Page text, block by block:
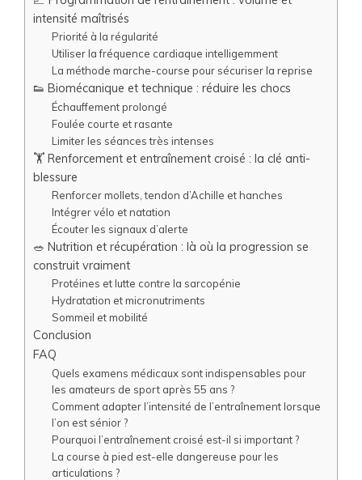
intensité maîtrisés
Priorité à la régularité
Utiliser la fréquence cardiaque intelligemment
La méthode marche-course pour sécuriser la reprise
👟 Biomécanique et technique : réduire les chocs
Échauffement prolongé
Foulée courte et rasante
Limiter les séances très intenses
🏋️ Renforcement et entraînement croisé : la clé anti-
blessure
Renforcer mollets, tendon d’Achille et hanches
Intégrer vélo et natation
Écouter les signaux d’alerte
🥗 Nutrition et récupération : là où la progression se
construit vraiment
Protéines et lutte contre la sarcopénie
Hydratation et micronutriments
Sommeil et mobilité
Conclusion
FAQ
Quels examens médicaux sont indispensables pour
les amateurs de sport après 55 ans ?
Comment adapter l’intensité de l’entraînement lorsque
l’on est sénior ?
Pourquoi l’entraînement croisé est-il si important ?
La course à pied est-elle dangereuse pour les
articulations ?